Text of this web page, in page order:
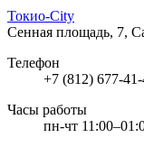
Токио-City
Сенная площадь, 7,
Телефон
+7 (812) 677-
Часы работы
пн-чт